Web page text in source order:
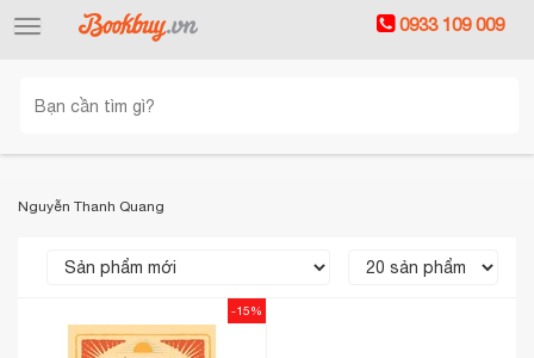
Toggle
0933 109 009
Nguyễn Thanh Quang
-15%